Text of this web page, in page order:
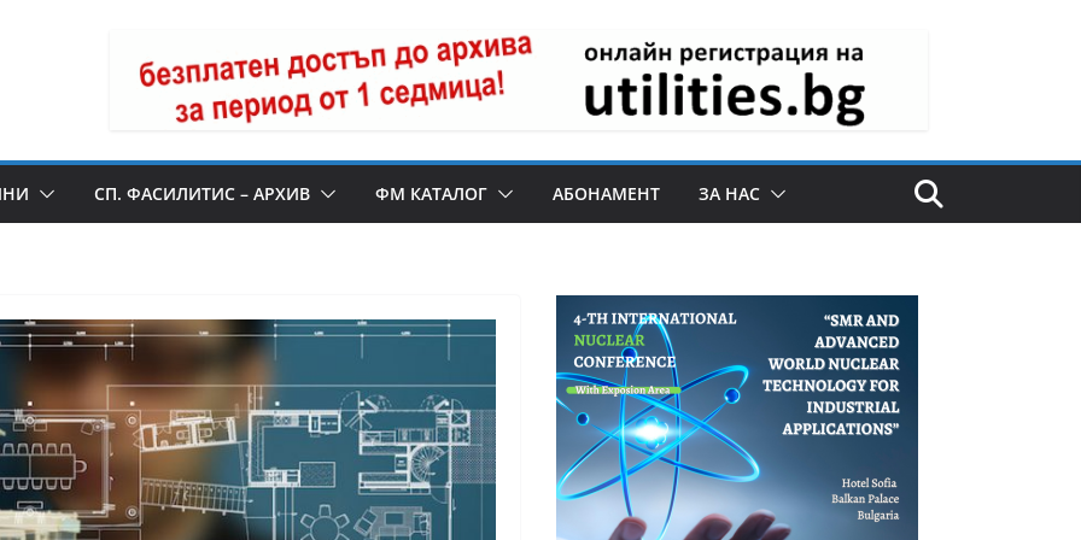
СП. ФАСИЛИТИС – АРХИВ ФМ КАТАЛОГ АБОНАМЕНТ ЗА НАС